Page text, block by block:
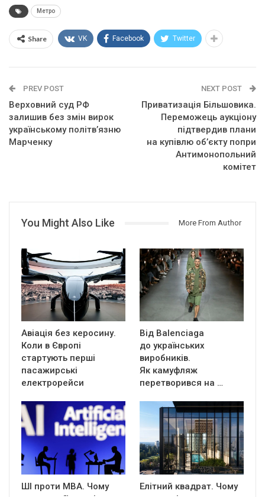
Метро
Share VK Facebook Twitter
PREV POST
Верховний суд РФ
залишив без змін вирок
українському політв’язню
Марченку
NEXT POST
Приватизація Більшовика.
Переможець аукціону
підтвердив плани
на купівлю об’єкту попри
Антимонопольний
комітет
You Might Also Like More From Author
Авіація без керосину.
Коли в Європі
стартують перші
пасажирські
електрорейси
Від Balenciaga
до українських
виробників.
Як камуфляж
перетворився на …
ШІ проти MBA. Чому
Елітний квадрат. Чому